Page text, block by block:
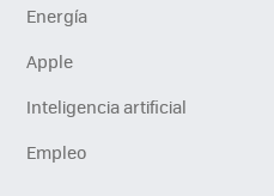
Energía
Apple
Inteligencia artificial
Empleo